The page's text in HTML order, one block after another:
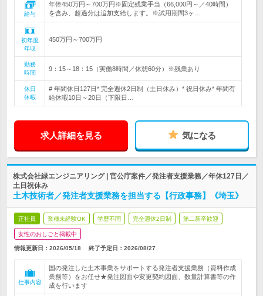
給与
年俸450万円～700万円※固定残業手当（66,000円～／40時間）
を含み、超過分は追加支給します。※試用期間3ヶ…
初年度
年収
450万円～700万円
勤務
時間
9：15～18：15（実働8時間／休憩60分）※残業あり
休日
休暇
# 年間休日127日* 完全週休2日制（土日休み）* 祝日休み* 年間有
給休暇10日～20日（下限日…
求人詳細を見る 気になる
株式会社緑エンジニアリング | 官公庁案件／発注者支援業務／年休127日／
土日祝休み
土木技術者／発注者支援業務を担当する【行政事務】《埼玉》
正社員 業種未経験OK 学歴不問 完全週休2日制 第二新卒歓迎
女性のおしごと掲載中
情報更新日：2026/05/18 終了予定日： 2026/08/27
仕事内容
国の発注した土木事業をサポートする発注者支援業務（資料作成
業務等）をお任せ★発注図面や変更契約図面、数量計算書等の作
成を行います